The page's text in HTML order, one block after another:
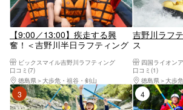
【9:00／13:00】疾走する興
奮！＜吉野川半日ラフティング
にアドレナリン全開！激流吉野
川を半日で手軽に体験しよう。
実績25年、信頼のビックスマイ
ルで！
ビックスマイル吉野川ラフティング
口コミ(7)
徳島県
大歩危・祖谷・剣山
吉野川ラフ
ス
四国ライオン
口コミ(1)
徳島県
大歩
3位 4位